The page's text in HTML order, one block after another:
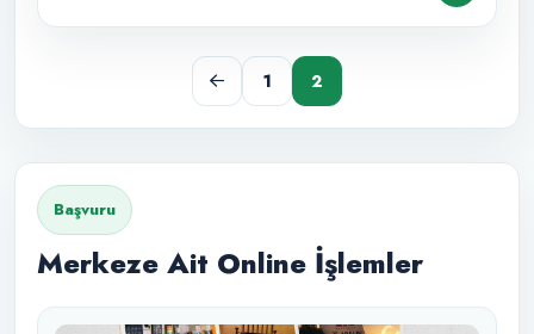
1 2
Başvuru
Merkeze Ait Online İşlemler